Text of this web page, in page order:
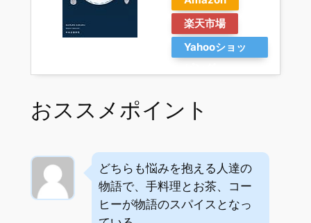
楽天市場
Yahooショッ
おススメポイント
どちらも悩みを抱える人達の
物語で、手料理とお茶、コー
ヒーが物語のスパイスとなっ